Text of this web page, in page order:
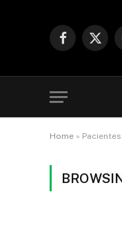
Facebook
X
Home » Pacientes